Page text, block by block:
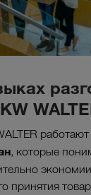
работают
, которые
принятия